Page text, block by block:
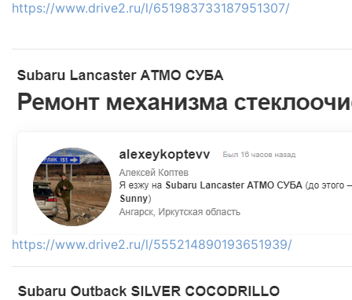
https://www.drive2.ru/l/651983733187951307/
https://www.drive2.ru/l/555214890193651939/